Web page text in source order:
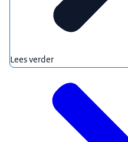
Lees verder